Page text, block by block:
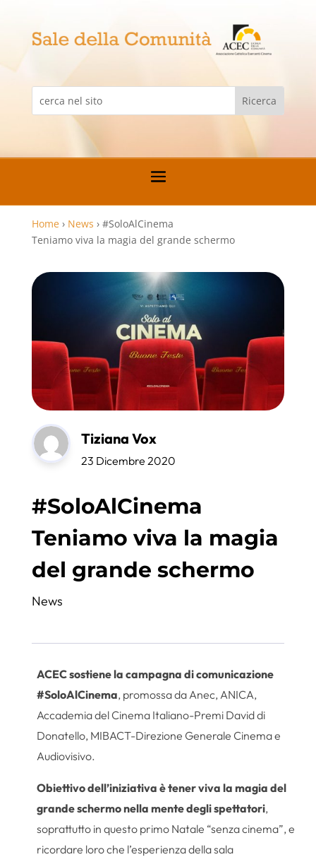
Home › News › #SoloAlCinema
Teniamo viva la magia del grande schermo
Tiziana Vox
23 Dicembre 2020
#SoloAlCinema
Teniamo viva la magia
del grande schermo
News
ACEC sostiene la campagna di comunicazione
#SoloAlCinema, promossa da Anec, ANICA,
Accademia del Cinema Italiano-Premi David di
Donatello, MIBACT-Direzione Generale Cinema e
Audiovisivo.
Obiettivo dell’iniziativa è tener viva la magia del
grande schermo nella mente degli spettatori,
soprattutto in questo primo Natale “senza cinema”, e
ricordare loro che l’esperienza della sala